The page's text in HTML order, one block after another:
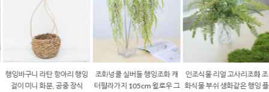
행잉바구니 라탄 항아리 행잉
걸이 미니 화분, 공중 장식
조화넝쿨 실버들 행잉조화 캐
터필라가지 105cm 윌로우 그
인조식물 리얼 고사리조화 조
화식물 부쉬 생화같은 행잉 플